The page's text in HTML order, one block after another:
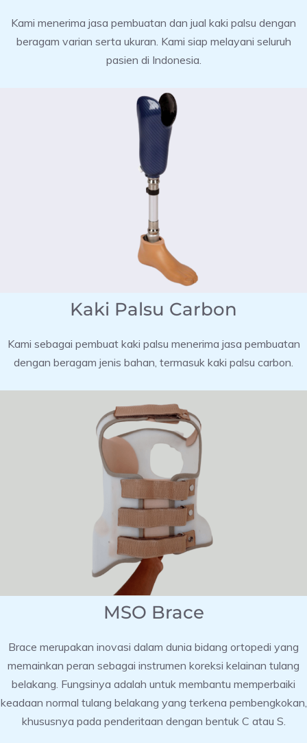
Kami menerima jasa pembuatan dan jual kaki palsu dengan
beragam varian serta ukuran. Kami siap melayani seluruh
pasien di Indonesia.
Kaki Palsu Carbon
Kami sebagai pembuat kaki palsu menerima jasa pembuatan
dengan beragam jenis bahan, termasuk kaki palsu carbon.
MSO Brace
Brace merupakan inovasi dalam dunia bidang ortopedi yang
memainkan peran sebagai instrumen koreksi kelainan tulang
belakang. Fungsinya adalah untuk membantu memperbaiki
keadaan normal tulang belakang yang terkena pembengkokan,
khususnya pada penderitaan dengan bentuk C atau S.